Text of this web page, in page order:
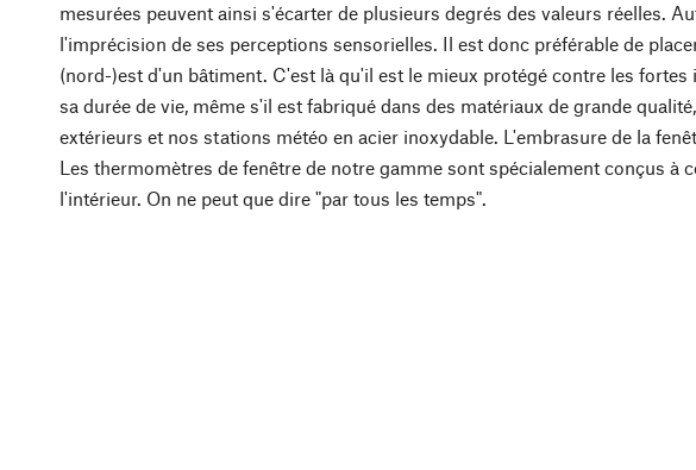
mesurées peuvent ainsi s'écarter de plusieurs degrés des valeurs réelles.
l'imprécision de ses perceptions sensorielles. Il est donc préférable de
(nord-)est d'un bâtiment. C'est là qu'il est le mieux protégé contre les
sa durée de vie, même s'il est fabriqué dans des matériaux de grande
extérieurs et nos stations météo en acier inoxydable. L'embrasure de la
Les thermomètres de fenêtre de notre gamme sont spécialement conçus à
l'intérieur. On ne peut que dire "par tous les temps".